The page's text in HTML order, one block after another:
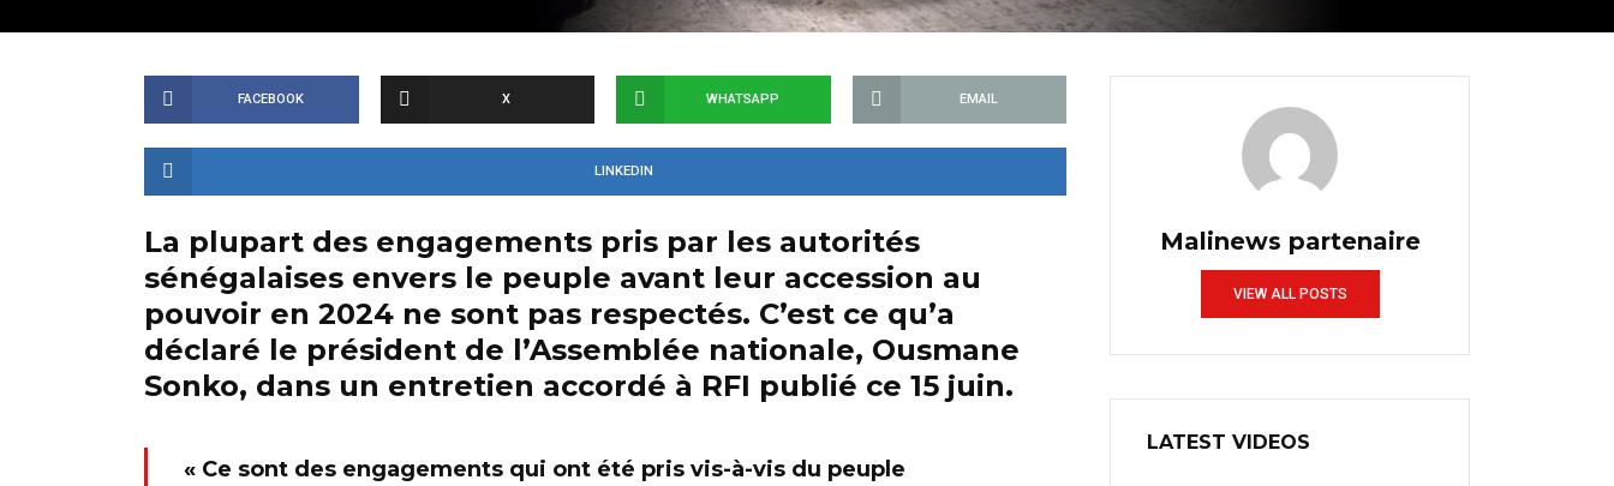
FACEBOOK X WHATSAPP EMAIL
LINKEDIN
La plupart des engagements pris par les autorités
sénégalaises envers le peuple avant leur accession au
pouvoir en 2024 ne sont pas respectés. C’est ce qu’a
déclaré le président de l’Assemblée nationale, Ousmane
Sonko, dans un entretien accordé à RFI publié ce 15 juin.
« Ce sont des engagements qui ont été pris vis-à-vis du peuple
Malinews partenaire
VIEW ALL POSTS
LATEST VIDEOS